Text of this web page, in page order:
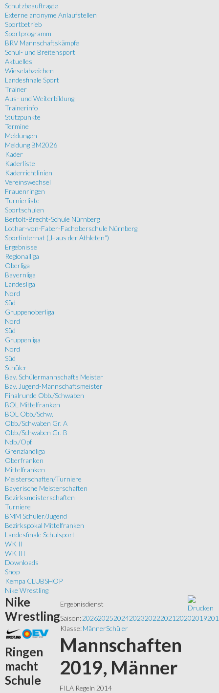
Schutzbeauftragte
Externe anonyme Anlaufstellen
Sportbetrieb
Sportprogramm
BRV Mannschaftskämpfe
Schul- und Breitensport
Aktuelles
Wieselabzeichen
Landesfinale Sport
Trainer
Aus- und Weiterbildung
Trainerinfo
Stützpunkte
Termine
Meldungen
Meldung BM2026
Kader
Kaderliste
Kaderrichtlinien
Vereinswechsel
Frauenringen
Turnierliste
Sportschulen
Bertolt-Brecht-Schule Nürnberg
Lothar-von-Faber-Fachoberschule Nürnberg
Sportinternat („Haus der Athleten“)
Ergebnisse
Regionalliga
Oberliga
Bayernliga
Landesliga
Nord
Süd
Gruppenoberliga
Nord
Süd
Gruppenliga
Nord
Süd
Schüler
Bay. Schülermannschafts Meister
Bay. Jugend-Mannschaftsmeister
Finalrunde Obb./Schwaben
BOL Mittelfranken
BOL Obb./Schw.
Obb./Schwaben Gr. A
Obb./Schwaben Gr. B
Ndb./Opf.
Grenzlandliga
Oberfranken
Mittelfranken
Meisterschaften/Turniere
Bayerische Meisterschaften
Bezirksmeisterschaften
Turniere
BMM Schüler/Jugend
Bezirkspokal Mittelfranken
Landesfinale Schulsport
WK II
WK III
Downloads
Shop
Kempa CLUBSHOP
Nike Wrestling
Ergebnisdienst
Saison:202620252024202320222021 20202019
Klasse:MännerSchüler
Mannschaften
2019, Männer
FILA Regeln 2014
Nike
Wrestling
Ringen
macht
Schule